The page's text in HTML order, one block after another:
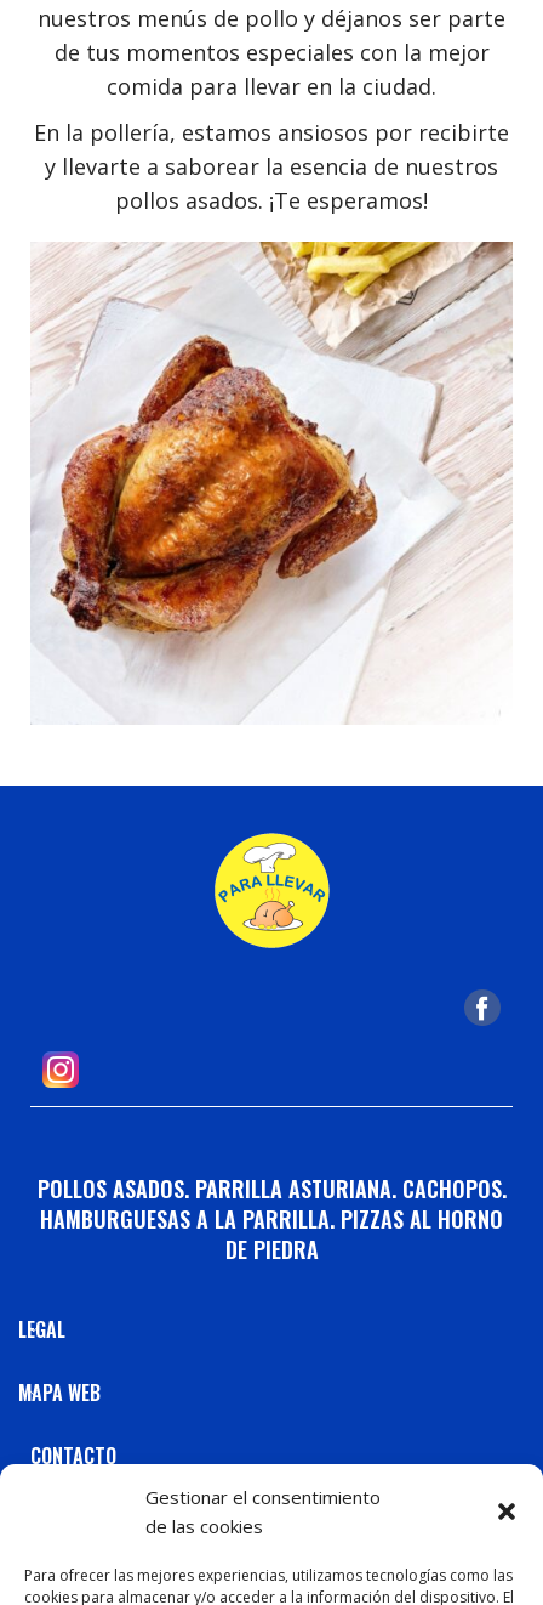
Gestionar el consentimiento
de las cookies
Para ofrecer las mejores experiencias, utilizamos tecnologías como las
cookies para almacenar y/o acceder a la información del dispositivo. El
nuestros menús de pollo y déjanos ser parte
de tus momentos especiales con la mejor
comida para llevar en la ciudad.
En la pollería, estamos ansiosos por recibirte
y llevarte a saborear la esencia de nuestros
pollos asados. ¡Te esperamos!
POLLOS ASADOS. PARRILLA ASTURIANA. CACHOPOS.
HAMBURGUESAS A LA PARRILLA. PIZZAS AL HORNO
DE PIEDRA
LEGAL
MAPA WEB
CONTACTO
C / Marqués de Casa Valdés, 61 Gijón 33202 Tel: 984
C / Juan Alvargonzález, 22